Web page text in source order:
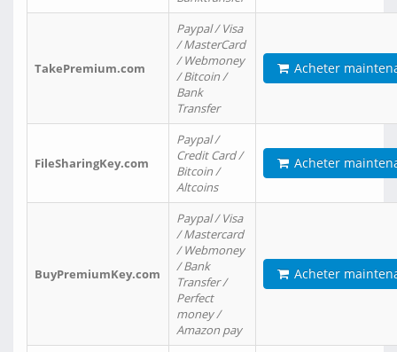
TakePremium.com
Paypal / Visa
/ MasterCard
/ Webmoney
/ Bitcoin /
Bank
Transfer
Acheter
FileSharingKey.com
Paypal /
Credit Card /
Bitcoin /
Altcoins
Acheter
BuyPremiumKey.com
Paypal / Visa
/ Mastercard
/ Webmoney
/ Bank
Transfer /
Perfect
money /
Amazon pay
Acheter